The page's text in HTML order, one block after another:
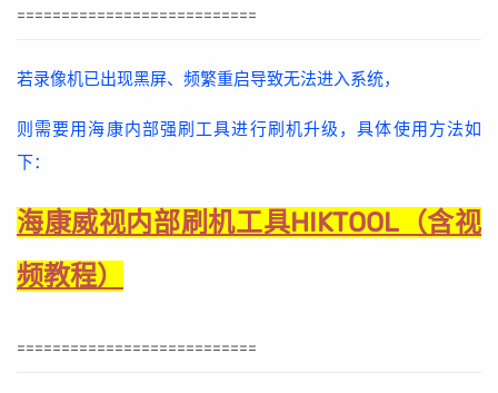
===========================
若录像机已出现黑屏、频繁重启导致无法进入系统，
则需要用海康内部强刷工具进行刷机升级，具体使用方法如
下：
海康威视内部刷机工具HIKTOOL（含视
频教程）
===========================